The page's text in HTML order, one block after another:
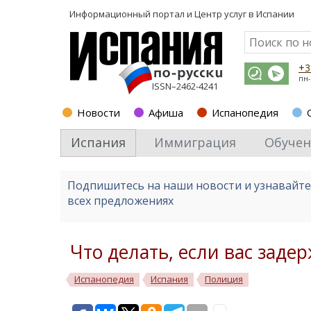
Информационный портал и Центр услуг в Испании
ISSN–2462-4241
Новости Афиша Испанопедия
Испания Иммиграция
Подпишитесь на наши новости и
всех предложениях
Что делать, если вас
Испанопедия Испания Полиция